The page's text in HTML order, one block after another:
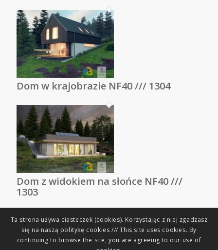
Dom w krajobrazie NF40 /// 1304
Dom z widokiem na słońce NF40 ///
1303
Page 1 of 2
1
Ta strona używa ciasteczek (cookies). Korzystając z niej zgadzasz
się na naszą politykę cookies /// This site uses cookies. By
continuing to browse the site, you are agreeing to our use of